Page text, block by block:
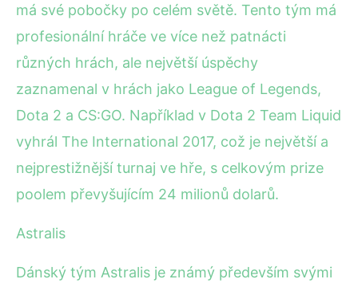
má své pobočky po celém světě. Tento tým má
profesionální hráče ve více než patnácti
různých hrách, ale největší úspěchy
zaznamenal v hrách jako League of Legends,
Dota 2 a CS:GO. Například v Dota 2 Team Liquid
vyhrál The International 2017, což je největší a
nejprestižnější turnaj ve hře, s celkovým prize
poolem převyšujícím 24 milionů dolarů.
Astralis
Dánský tým Astralis je známý především svými